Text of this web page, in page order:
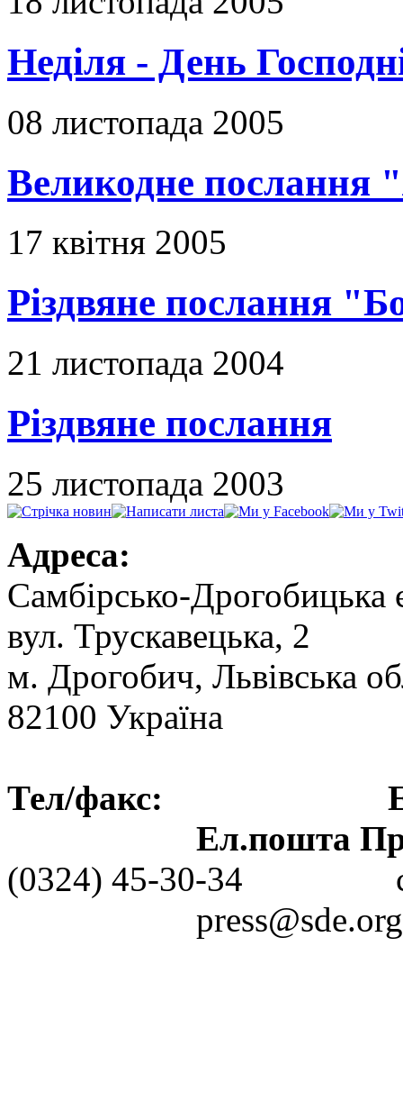
Неділя - День
08 листопада 2005
Великодне послання
17 квітня 2005
Різдвяне послання
21 листопада 2004
Різдвяне послання
25 листопада 2003
Адреса:
Самбірсько-Дрогобицька
вул. Трускавецька, 2
м. Дрогобич, Львівська
82100 Україна
Тел/факс:
Ел.пошта
(0324) 45-30-